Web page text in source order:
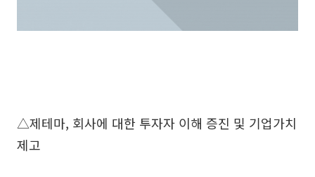
△제테마, 회사에 대한 투자자 이해 증진 및 기업가치
제고